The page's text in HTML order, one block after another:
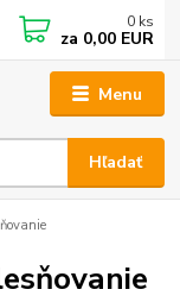
Menu
Hľadať
0 ks
za 0,00 EUR